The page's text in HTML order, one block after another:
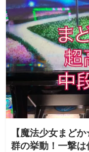
【魔法少女まど
群の挙動！一撃